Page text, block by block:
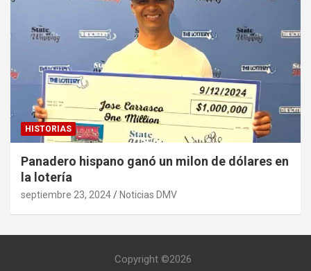
HISTORIAS
Panadero hispano ganó un milon de dólares en
la lotería
septiembre 23, 2024 Noticias DMV
Copyright ©2026